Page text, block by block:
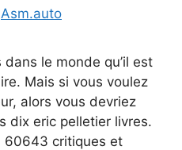
Asm.auto
le monde qu’il est
Mais si vous voulez
alors vous devriez
dix eric pelletier livres.
60643 critiques et